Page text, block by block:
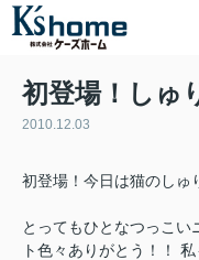
初登場！しゅ
2010.12.03
初登場！今日は猫のしゅ
とってもひとなつっこい
ト色々ありがとう！！